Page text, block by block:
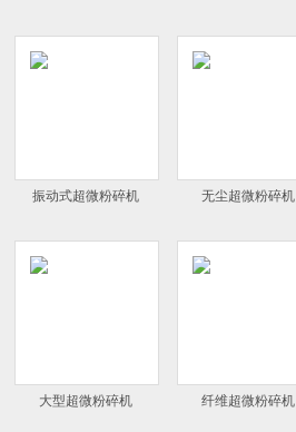
振动式超微粉碎机 无尘超微粉碎机
大型超微粉碎机 纤维超微粉碎机